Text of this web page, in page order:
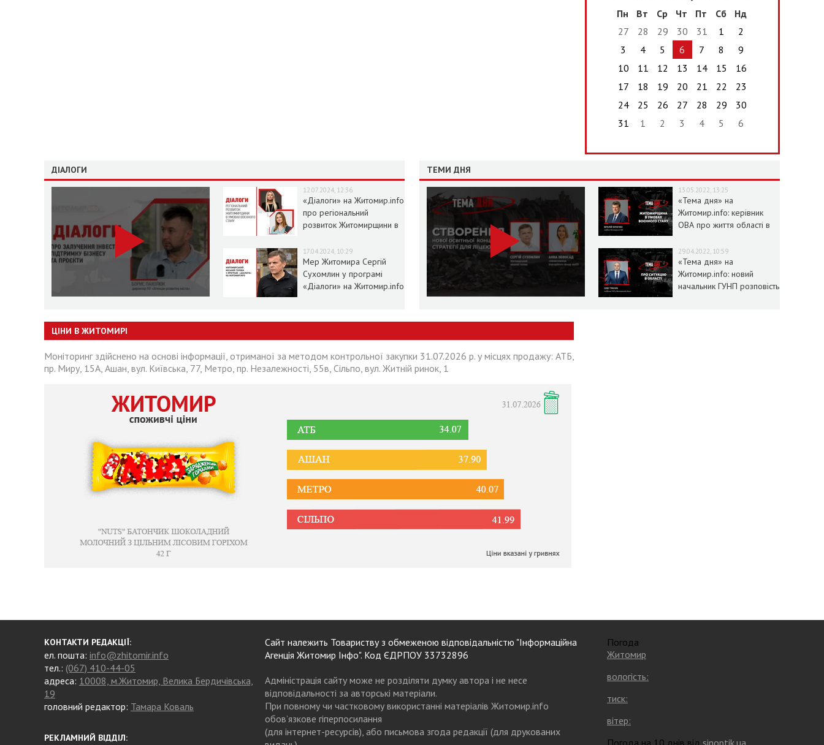
Пн
Вт Ср Чт Пт Сб
Нд
27
28 29 30 31 1
2
3
4 5 6 7 8
9
10
11 12 13 14 15
16
17
18 19 20 21 22
23
24
25 26 27 28 29
30
31
1 2 3 4 5 6
ДІАЛОГИ
12.07.2024, 12:36
«Діалоги» на Житомир.info
про регіональний
розвиток Житомирщини в
17.04.2024, 10:29
Мер Житомира Сергій
Сухомлин у програмі
«Діалоги» на Житомир.info
ТЕМИ ДНЯ
13.05.2022, 13:25
«Тема дня» на
Житомир.info: керівник
ОВА про життя області в
29.04.2022, 10:59
«Тема дня» на
Житомир.info: новий
начальник ГУНП розповість
ЦІНИ В ЖИТОМИРІ
Моніторинг здійснено на основі інформації, отриманої за методом контрольної закупки 31.07.2026 р. у місцях продажу: АТБ,
пр. Миру, 15А, Ашан, вул. Київська, 77, Метро, пр. Незалежності, 55в, Сільпо, вул. Житній ринок, 1
КОНТАКТИ РЕДАКЦІЇ:
ел. пошта: info@zhitomir.info
тел.: (067) 410-44-05
адреса: 10008, м.Житомир, Велика Бердичівська,
19
головний редактор: Тамара Коваль
РЕКЛАМНИЙ ВІДДІЛ:
Сайт належить Товариству з обмеженою відповідальністю "Інформаційна
Агенція Житомир Інфо". Код ЄДРПОУ 33732896
Адміністрація сайту може не розділяти думку автора і не несе
відповідальності за авторські матеріали.
При повному чи частковому використанні матеріалів Житомир.info
обов’язкове гіперпосилання
(для інтернет-ресурсів), або письмова згода редакції (для друкованих
Погода
Житомир
вологість:
тиск:
вітер:
Погода на 10 днів від sinoptik.ua